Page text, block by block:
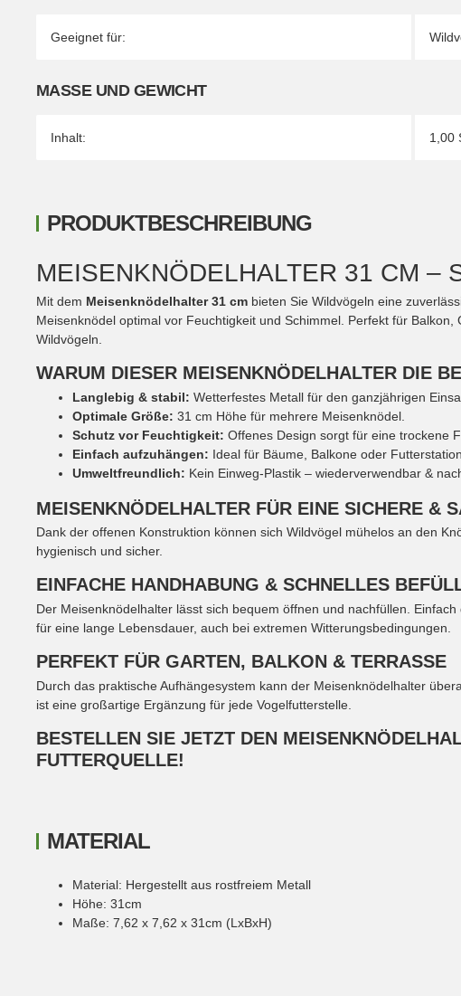
Geeignet für:
MASSE UND GEWICHT
Inhalt: 1,00
PRODUKTBESCHREIBUNG
MEISENKNÖDELHALTER 31 CM –
Mit dem Meisenknödelhalter 31 cm bieten Sie Wildvögeln eine
Meisenknödel optimal vor Feuchtigkeit und Schimmel. Perfekt für
Wildvögeln.
WARUM DIESER MEISENKNÖDELHALTER DIE
Langlebig & stabil: Wetterfestes Metall für den ganzjährigen
Optimale Größe: 31 cm Höhe für mehrere Meisenknödel.
Schutz vor Feuchtigkeit: Offenes Design sorgt für eine trockene
Einfach aufzuhängen: Ideal für Bäume, Balkone oder
Umweltfreundlich: Kein Einweg-Plastik – wiederverwendbar &
MEISENKNÖDELHALTER FÜR EINE SICHERE &
Dank der offenen Konstruktion können sich Wildvögel mühelos an den
hygienisch und sicher.
EINFACHE HANDHABUNG & SCHNELLES
Der Meisenknödelhalter lässt sich bequem öffnen und nachfüllen.
für eine lange Lebensdauer, auch bei extremen Witterungsbedingungen.
PERFEKT FÜR GARTEN, BALKON & TERRASSE
Durch das praktische Aufhängesystem kann der Meisenknödelhalter
ist eine großartige Ergänzung für jede Vogelfutterstelle.
BESTELLEN SIE JETZT DEN
FUTTERQUELLE!
MATERIAL
Material: Hergestellt aus rostfreiem Metall
Höhe: 31cm
Maße: 7,62 x 7,62 x 31cm (LxBxH)